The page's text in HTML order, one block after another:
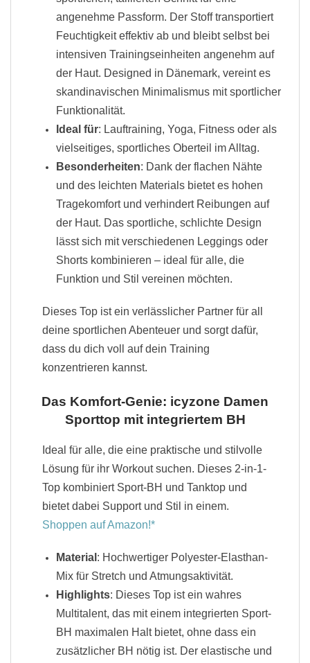
angenehme Passform. Der Stoff transportiert
Feuchtigkeit effektiv ab und bleibt selbst bei
intensiven Trainingseinheiten angenehm auf
der Haut. Designed in Dänemark, vereint es
skandinavischen Minimalismus mit sportlicher
Funktionalität.
Ideal für: Lauftraining, Yoga, Fitness oder als
vielseitiges, sportliches Oberteil im Alltag.
Besonderheiten: Dank der flachen Nähte
und des leichten Materials bietet es hohen
Tragekomfort und verhindert Reibungen auf
der Haut. Das sportliche, schlichte Design
lässt sich mit verschiedenen Leggings oder
Shorts kombinieren – ideal für alle, die
Funktion und Stil vereinen möchten.
Dieses Top ist ein verlässlicher Partner für all
deine sportlichen Abenteuer und sorgt dafür,
dass du dich voll auf dein Training
konzentrieren kannst.
Das Komfort-Genie: icyzone Damen
Sporttop mit integriertem BH
Ideal für alle, die eine praktische und stilvolle
Lösung für ihr Workout suchen. Dieses 2-in-1-
Top kombiniert Sport-BH und Tanktop und
bietet dabei Support und Stil in einem.
Shoppen auf Amazon!
Material : Hochwertiger Polyester-Elasthan-
Mix für Stretch und Atmungsaktivität.
Highlights: Dieses Top ist ein wahres
Multitalent, das mit einem integrierten Sport-
BH maximalen Halt bietet, ohne dass ein
zusätzlicher BH nötig ist. Der elastische und